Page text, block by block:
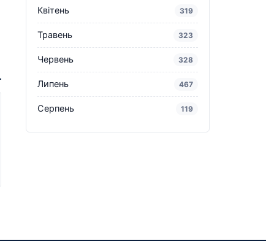
Квітень 319
Травень 323
Червень 328
Липень 467
Серпень 119